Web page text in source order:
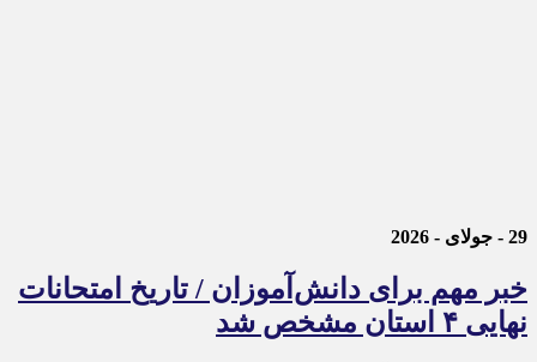
29 - جولای - 2026
خبر مهم برای دانش‌آموزان / تاریخ امتحانات
نهایی ۴ استان مشخص شد